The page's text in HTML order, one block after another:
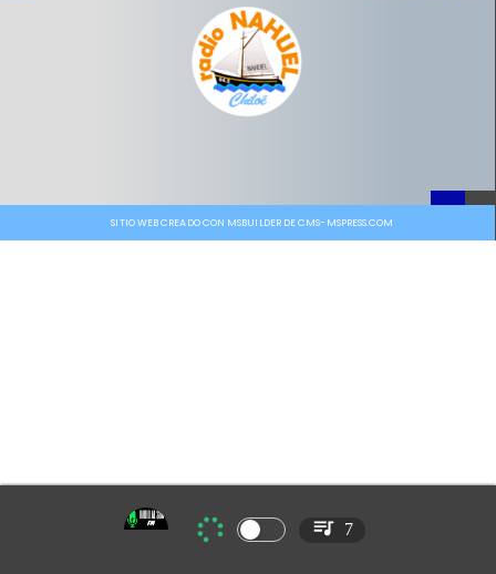
SITIO WEB CREADO CON MSBUILDER DE CMS-MSPRESS.COM
7